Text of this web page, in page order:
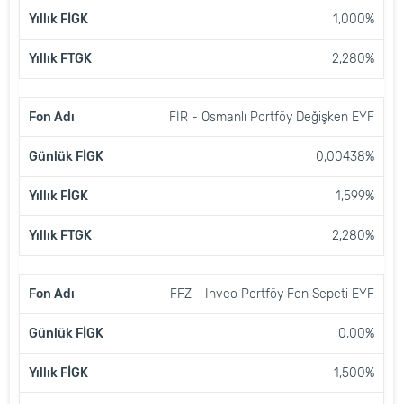
1,000%
2,280%
FIR - Osmanlı Portföy Değişken EYF
0,00438%
1,599%
2,280%
FFZ - Inveo Portföy Fon Sepeti EYF
0,00%
1,500%